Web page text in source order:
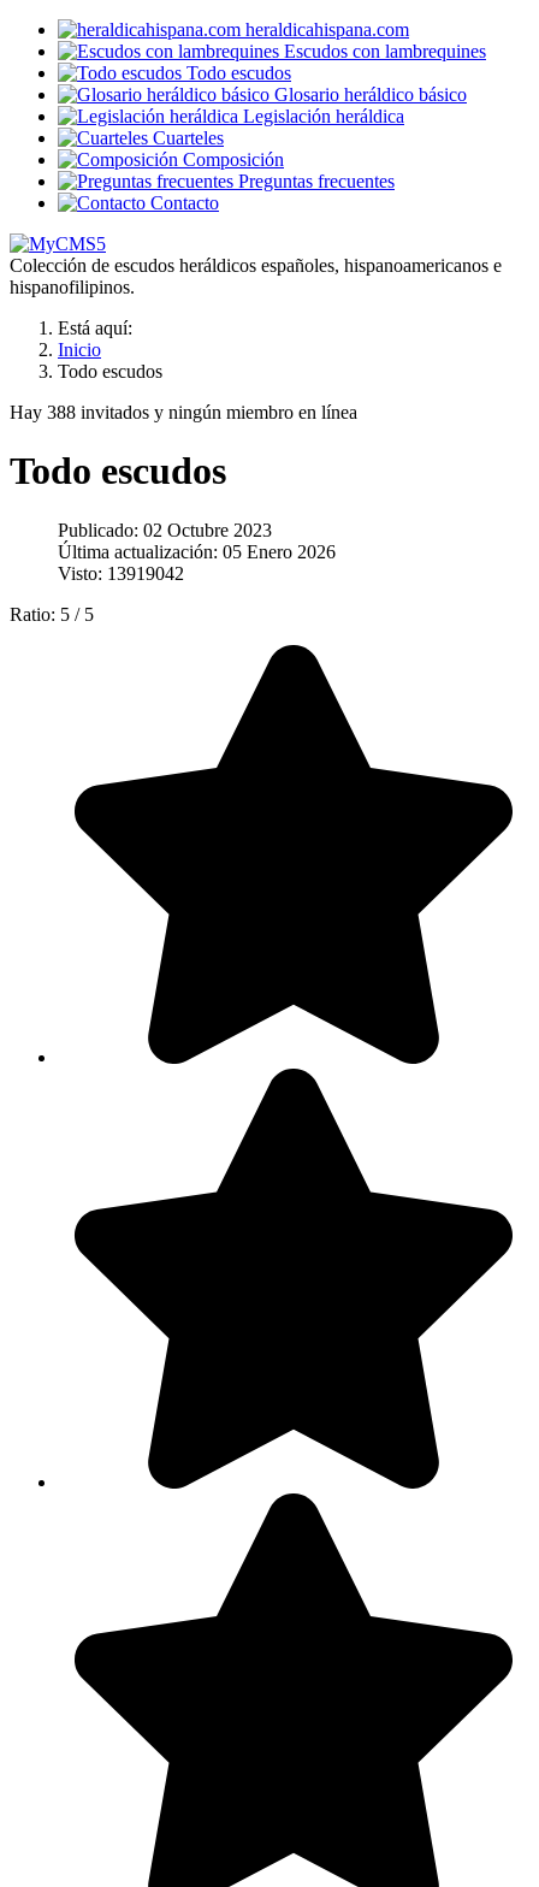
heraldicahispana.com
Escudos con lambrequines
Todo escudos
Glosario heráldico básico
Legislación heráldica
Cuarteles
Composición
Preguntas frecuentes
Contacto
Colección de escudos heráldicos españoles, hispanoamericanos e
hispanofilipinos.
Está aquí:
Inicio
Todo escudos
Hay 388 invitados y ningún miembro en línea
Todo escudos
Publicado: 02 Octubre 2023
Última actualización: 05 Enero 2026
Visto: 13919042
Ratio: 5 / 5